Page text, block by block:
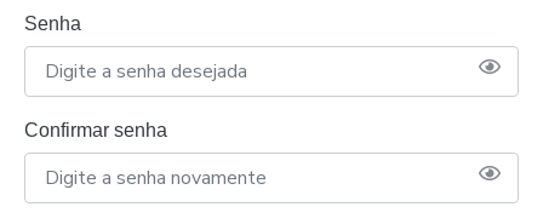
Senha
Confirmar senha